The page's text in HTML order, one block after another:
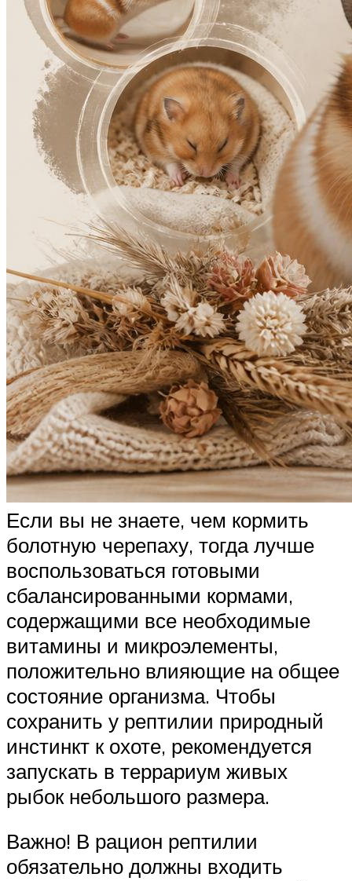
Если вы не знаете, чем кормить
болотную черепаху, тогда лучше
воспользоваться готовыми
сбалансированными кормами,
содержащими все необходимые
витамины и микроэлементы,
положительно влияющие на общее
состояние организма. Чтобы
сохранить у рептилии природный
инстинкт к охоте, рекомендуется
запускать в террариум живых
рыбок небольшого размера.
Важно! В рацион рептилии
обязательно должны входить